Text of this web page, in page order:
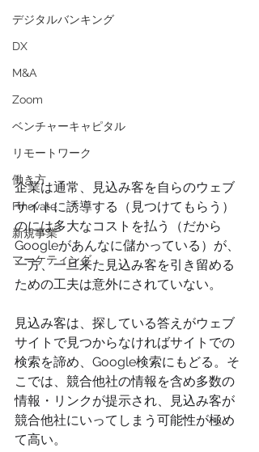
デジタルバンキング
DX
M&A
Zoom
ベンチャーキャピタル
リモートワーク
働き方
Finovate
新規事業
マーケティング
企業は通常、見込み客を自らのウェブ
サイトに誘導する（見つけてもらう）
のには多大なコストを払う（だから
Googleがあんなに儲かっている）が、
一方、一旦来た見込み客を引き留める
ための工夫は意外にされていない。
見込み客は、探している答えがウェブ
サイトで見つからなければサイトでの
検索を諦め、Google検索にもどる。そ
こでは、競合他社の情報を含め多数の
情報・リンクが提示され、見込み客が
競合他社にいってしまう可能性が極め
て高い。